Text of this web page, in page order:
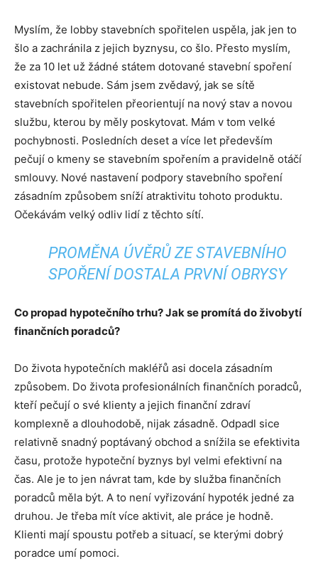
Myslím, že lobby stavebních spořitelen uspěla, jak jen to
šlo a zachránila z jejich byznysu, co šlo. Přesto myslím,
že za 10 let už žádné státem dotované stavební spoření
existovat nebude. Sám jsem zvědavý, jak se sítě
stavebních spořitelen přeorientují na nový stav a novou
službu, kterou by měly poskytovat. Mám v tom velké
pochybnosti. Posledních deset a více let především
pečují o kmeny se stavebním spořením a pravidelně otáčí
smlouvy. Nové nastavení podpory stavebního spoření
zásadním způsobem sníží atraktivitu tohoto produktu.
Očekávám velký odliv lidí z těchto sítí.
PROMĚNA ÚVĚRŮ ZE STAVEBNÍHO
SPOŘENÍ DOSTALA PRVNÍ OBRYSY
Co propad hypotečního trhu? Jak se promítá do živobytí
finančních poradců?
Do života hypotečních makléřů asi docela zásadním
způsobem. Do života profesionálních finančních poradců,
kteří pečují o své klienty a jejich finanční zdraví
komplexně a dlouhodobě, nijak zásadně. Odpadl sice
relativně snadný poptávaný obchod a snížila se efektivita
času, protože hypoteční byznys byl velmi efektivní na
čas. Ale je to jen návrat tam, kde by služba finančních
poradců měla být. A to není vyřizování hypoték jedné za
druhou. Je třeba mít více aktivit, ale práce je hodně.
Klienti mají spoustu potřeb a situací, se kterými dobrý
poradce umí pomoci.